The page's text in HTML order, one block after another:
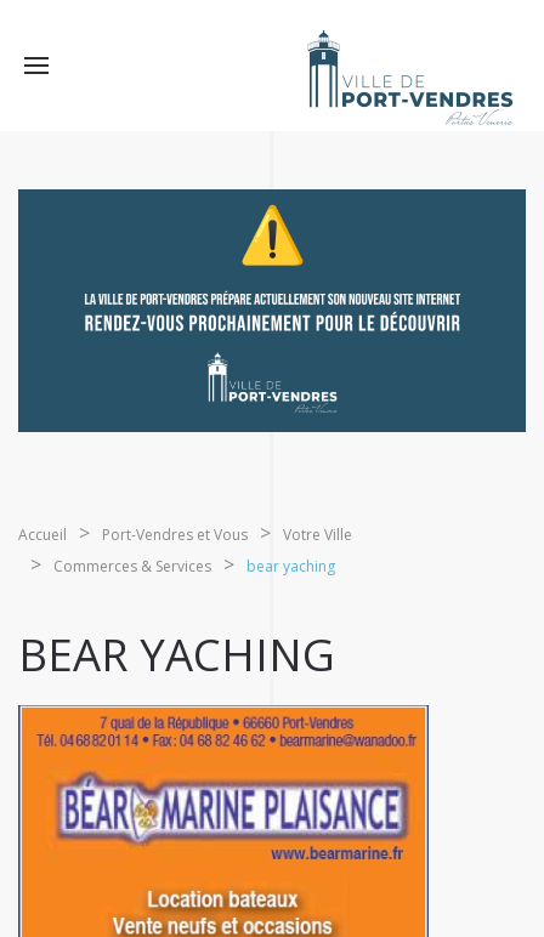
Accueil Port-Vendres et Vous
Votre Ville
Commerces & Services
bear yaching
BEAR YACHING